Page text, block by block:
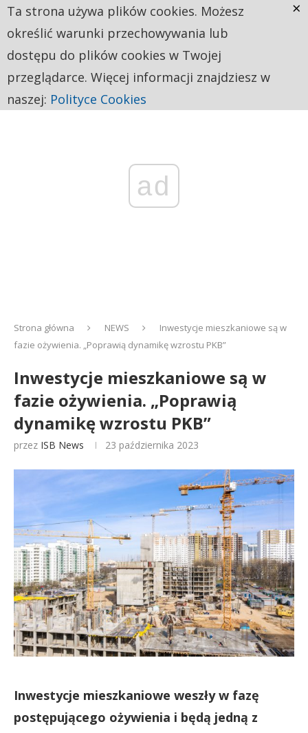
ad
Strona główna NEWS
Inwestycje mieszkaniowe są w
fazie ożywienia. „Poprawią dynamikę wzrostu PKB”
Inwestycje mieszkaniowe są w
fazie ożywienia. „Poprawią
dynamikę wzrostu PKB”
przez ISB News 23 października 2023
Inwestycje mieszkaniowe weszły w fazę
postępującego ożywienia i będą jedną z
Ta strona używa plików cookies. Możesz
określić warunki przechowywania lub
dostępu do plików cookies w Twojej
przeglądarce. Więcej informacji znajdziesz w
naszej: Polityce Cookies
×